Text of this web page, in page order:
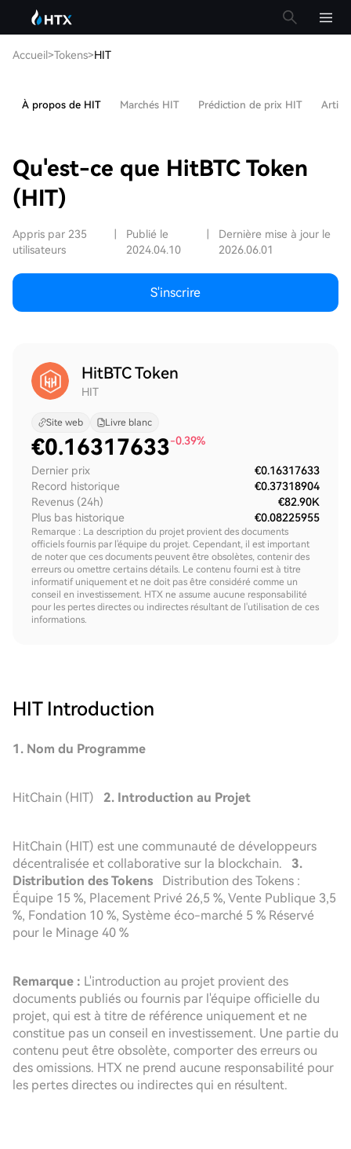
Accueil>Tokens>HIT
À propos de HIT Marchés HIT Prédiction de prix HIT
Qu'est-ce que HitBTC Token
(HIT)
Appris par 235
utilisateurs
Publié le
2024.04.10
Dernière mise à jour le
2026.06.01
S'inscrire
HitBTC Token
HIT
Site web Livre blanc
€0.16317633-0.39%
Dernier prix
€0.16317633
Record historique
€0.37318904
Revenus (24h)
€82.90K
Plus bas historique
€0.08225955
Remarque : La description du projet provient des documents
officiels fournis par l'équipe du projet. Cependant, il est important
de noter que ces documents peuvent être obsolètes, contenir des
erreurs ou omettre certains détails. Le contenu fourni est à titre
informatif uniquement et ne doit pas être considéré comme un
conseil en investissement. HTX ne assume aucune responsabilité
pour les pertes directes ou indirectes résultant de l'utilisation de ces
informations.
HIT Introduction
1. Nom du Programme
HitChain (HIT) 2. Introduction au Projet
HitChain (HIT) est une communauté de développeurs
décentralisée et collaborative sur la blockchain. 3.
Distribution des Tokens Distribution des Tokens :
Équipe 15 %, Placement Privé 26,5 %, Vente Publique 3,5
%, Fondation 10 %, Système éco-marché 5 % Réservé
pour le Minage 40 %
Remarque : L'introduction au projet provient des
documents publiés ou fournis par l'équipe officielle du
projet, qui est à titre de référence uniquement et ne
constitue pas un conseil en investissement. Une partie du
contenu peut être obsolète, comporter des erreurs ou
des omissions. HTX ne prend aucune responsabilité pour
les pertes directes ou indirectes qui en résultent.